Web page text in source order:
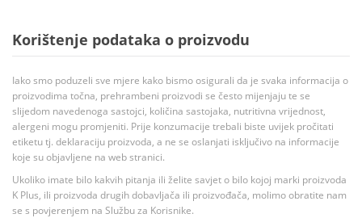
Korištenje podataka o proizvodu
Iako smo poduzeli sve mjere kako bismo osigurali da je svaka informacija o
proizvodima točna, prehrambeni proizvodi se često mijenjaju te se
slijedom navedenoga sastojci, količina sastojaka, nutritivna vrijednost,
alergeni mogu promjeniti. Prije konzumacije trebali biste uvijek pročitati
etiketu tj. deklaraciju proizvoda, a ne se oslanjati isključivo na informacije
koje su objavljene na web stranici.
Ukoliko imate bilo kakvih pitanja ili želite savjet o bilo kojoj marki proizvoda
K Plus, ili proizvoda drugih dobavljača ili proizvođača, molimo obratite nam
se s povjerenjem na Službu za Korisnike.